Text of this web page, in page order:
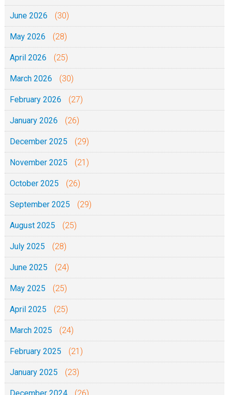
June 2026 (30)
May 2026 (28)
April 2026 (25)
March 2026 (30)
February 2026 (27)
January 2026 (26)
December 2025 (29)
November 2025 (21)
October 2025 (26)
September 2025 (29)
August 2025 (25)
July 2025 (28)
June 2025 (24)
May 2025 (25)
April 2025 (25)
March 2025 (24)
February 2025 (21)
January 2025 (23)